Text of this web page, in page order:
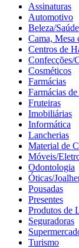
Assinaturas
Automotivo
Beleza/Saúde
Cama, Mesa
Centros de
Confecções/
Cosméticos
Farmácias
Farmácias
Fruteiras
Imobiliárias
Informática
Lancherias
Material de
Móveis/
Odontologia
Óticas/
Pousadas
Presentes
Produtos de
Seguradoras
Turismo